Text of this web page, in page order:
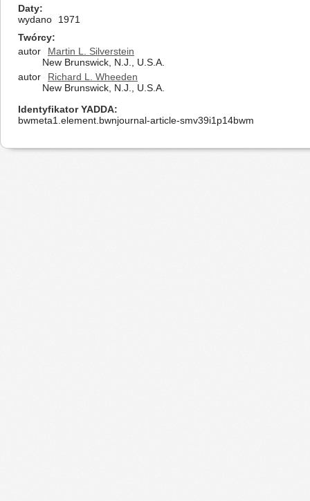
Daty
wydano
1971
Twórcy
autor
Martin L. Silverstein
New Brunswick, N.J., U.S.A.
autor
Richard L. Wheeden
New Brunswick, N.J., U.S.A.
Identyfikator YADDA
bwmeta1.element.bwnjournal-article-smv39i1p14bwm